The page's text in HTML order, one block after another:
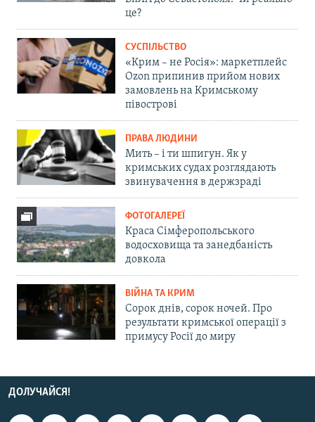
це?
СУСПІЛЬСТВО
«Крим – не Росія»: маркетплейс
Ozon припинив прийом нових
замовлень на Кримському
півострові
ПРАВА ЛЮДИНИ
Мить – і ти шпигун. Як у
кримських судах розглядають
звинувачення в держзраді
ФОТОГАЛЕРЕЇ
Краса Сімферопольського
водосховища та занедбаність
довкола
ВІЙНА ТА КРИМ
Сорок днів, сорок ночей. Про
результати кримської операції з
примусу Росії до миру
ДОЛУЧАЙСЯ!